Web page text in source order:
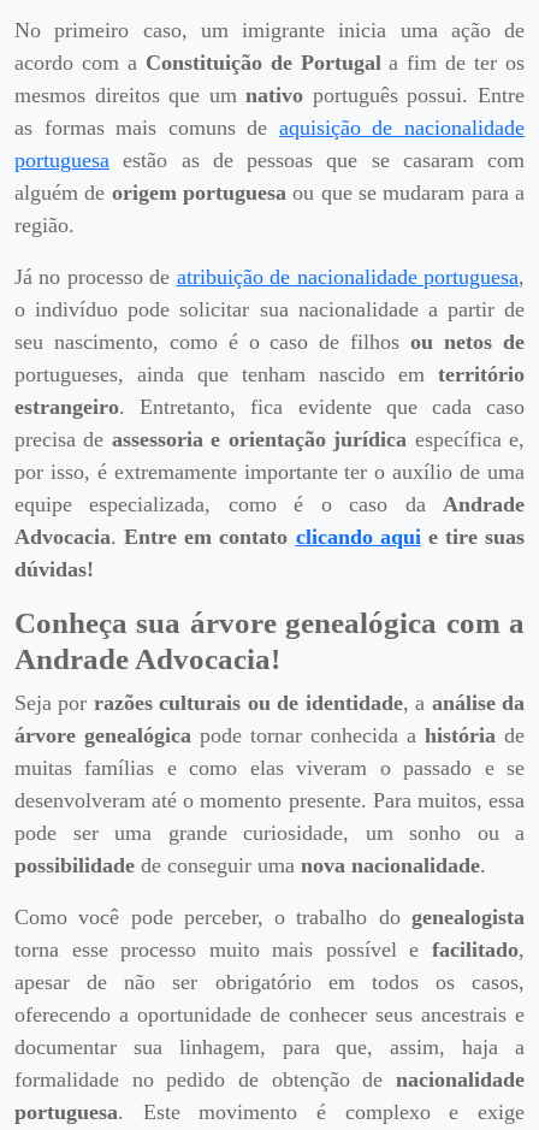
No primeiro caso, um imigrante inicia uma ação de
acordo com a Constituição de Portugal a fim de ter os
mesmos direitos que umnativo português possui. Entre
as formas mais comuns de aquisição de nacionalidade
portuguesa estão as de pessoas que se casaram com
alguém de origem portuguesaou que se mudaram para a
região.
Já no processo de atribuição de nacionalidade portuguesa,
o indivíduo pode solicitar sua nacionalidade a partir de
seu nascimento, como é o caso de filhosou netos de
portugueses, ainda que tenham nascido em território
estrangeiro. Entretanto, fica evidente que cada caso
precisa de assessoria e orientação jurídica específica e,
por isso, é extremamente importante ter o auxílio de uma
equipe especializada, como é o caso da Andrade
Advocacia.Entre em contato clicando aqui e tire suas
dúvidas!
Conheça sua árvore genealógica com a
Andrade Advocacia!
Seja por razões culturais ou de identidade, a análise da
árvore genealógica pode tornar conhecida a história de
muitas famílias e como elas viveram o passado e se
desenvolveram até o momento presente. Para muitos, essa
pode ser uma grande curiosidade, um sonho ou a
possibilidade de conseguir uma nova nacionalidade.
Como você pode perceber, o trabalho do genealogista
torna esse processo muito mais possível e facilitado,
apesar de não ser obrigatório em todos os casos,
oferecendo a oportunidade de conhecer seus ancestrais e
documentar sua linhagem, para que, assim, haja a
formalidade no pedido de obtenção de nacionalidade
portuguesa. Este movimento é complexo e exige